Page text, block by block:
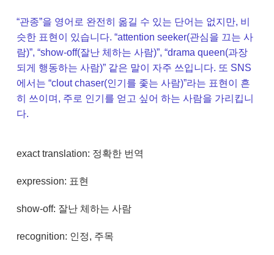
“관종”을 영어로 완전히 옮길 수 있는 단어는 없지만, 비
슷한 표현이 있습니다. “attention seeker(관심을 끄는 사
람)”, “show-off(잘난 체하는 사람)”, “drama queen(과장
되게 행동하는 사람)” 같은 말이 자주 쓰입니다. 또 SNS
에서는 “clout chaser(인기를 좇는 사람)”라는 표현이 흔
히 쓰이며, 주로 인기를 얻고 싶어 하는 사람을 가리킵니
다.
exact translation: 정확한 번역
expression: 표현
show-off: 잘난 체하는 사람
recognition: 인정, 주목